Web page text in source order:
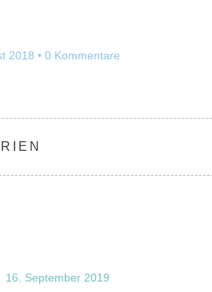
2018 0 Kommentare
16. September 2019